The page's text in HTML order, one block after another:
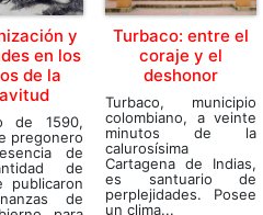
y
en los
de la
de 1590,
pregonero
de
de
publicaron
de
Turbaco: entre el
coraje y el
deshonor
Turbaco, municipio
colombiano, a veinte
minutos de la
calurosísima
Cartagena de Indias,
es santuario de
perplejidades. Posee
un clima...